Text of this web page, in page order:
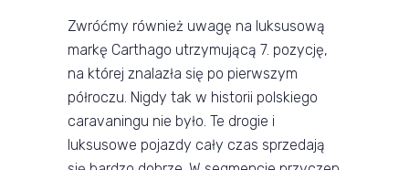
Zwróćmy również uwagę na luksusową
markę Carthago utrzymującą 7. pozycję,
na której znalazła się po pierwszym
półroczu. Nigdy tak w historii polskiego
caravaningu nie było. Te drogie i
luksusowe pojazdy cały czas sprzedają